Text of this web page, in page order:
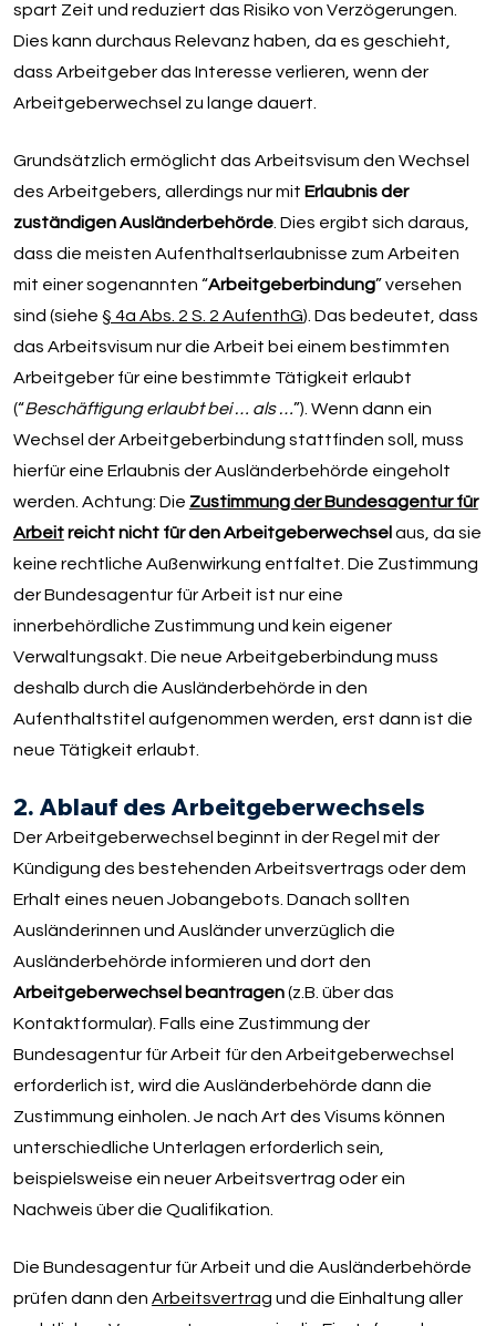
spart Zeit und reduziert das Risiko von Verzögerungen.
Dies kann durchaus Relevanz haben, da es geschieht,
dass Arbeitgeber das Interesse verlieren, wenn der
Arbeitgeberwechsel zu lange dauert.
Grundsätzlich ermöglicht das Arbeitsvisum den Wechsel
des Arbeitgebers, allerdings nur mit Erlaubnis der
zuständigen Ausländerbehörde. Dies ergibt sich daraus,
dass die meisten Aufenthaltserlaubnisse zum Arbeiten
mit einer sogenannten “Arbeitgeberbindung” versehen
sind (siehe § 4a Abs. 2 S. 2 AufenthG). Das bedeutet, dass
das Arbeitsvisum nur die Arbeit bei einem bestimmten
Arbeitgeber für eine bestimmte Tätigkeit erlaubt
(“Beschäftigung erlaubt bei … als …”). Wenn dann ein
Wechsel der Arbeitgeberbindung stattfinden soll, muss
hierfür eine Erlaubnis der Ausländerbehörde eingeholt
werden. Achtung: Die Zustimmung der Bundesagentur für
Arbeitreicht nicht für den Arbeitgeberwechsel aus, da sie
keine rechtliche Außenwirkung entfaltet. Die Zustimmung
der Bundesagentur für Arbeit ist nur eine
innerbehördliche Zustimmung und kein eigener
Verwaltungsakt. Die neue Arbeitgeberbindung muss
deshalb durch die Ausländerbehörde in den
Aufenthaltstitel aufgenommen werden, erst dann ist die
neue Tätigkeit erlaubt.
2. Ablauf des Arbeitgeberwechsels
Der Arbeitgeberwechsel beginnt in der Regel mit der
Kündigung des bestehenden Arbeitsvertrags oder dem
Erhalt eines neuen Jobangebots. Danach sollten
Ausländerinnen und Ausländer unverzüglich die
Ausländerbehörde informieren und dort den
Arbeitgeberwechsel beantragen(z.B. über das
Kontaktformular). Falls eine Zustimmung der
Bundesagentur für Arbeit für den Arbeitgeberwechsel
erforderlich ist, wird die Ausländerbehörde dann die
Zustimmung einholen. Je nach Art des Visums können
unterschiedliche Unterlagen erforderlich sein,
beispielsweise ein neuer Arbeitsvertrag oder ein
Nachweis über die Qualifikation.
Die Bundesagentur für Arbeit und die Ausländerbehörde
prüfen dann den Arbeitsvertrag und die Einhaltung aller